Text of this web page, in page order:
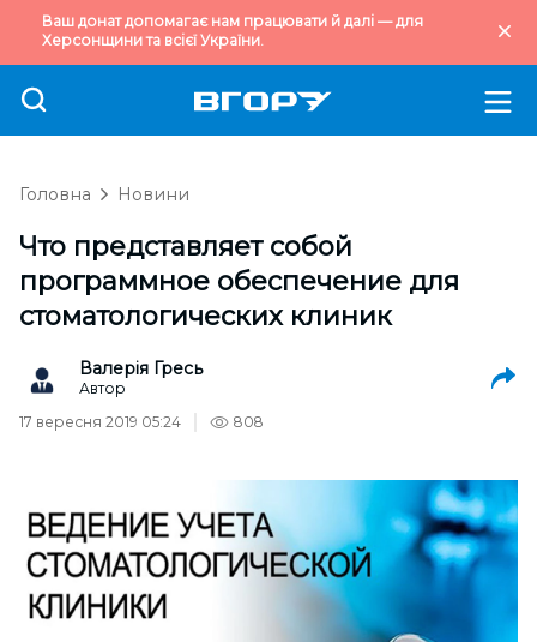
Ваш донат допомагає нам працювати й далі — для
Херсонщини та всієї України.
Головна Новини
Что представляет собой
программное обеспечение для
стоматологических клиник
Валерія Гресь
Автор
17 вересня 2019 05:24
808